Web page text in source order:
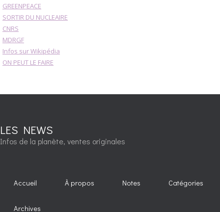
GREENPEACE
SORTIR DU NUCLEAIRE
CNRS
MDRGF
Infos sur Wikipédia
ON PEUT LE FAIRE
LES NEWS
Infos de la planète, ventes originales
Accueil À propos Notes Catégories
Archives